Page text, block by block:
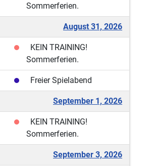
Sommerferien.
August 31, 2026
KEIN TRAINING!
Sommerferien.
Freier Spielabend
September 1, 2026
KEIN TRAINING!
Sommerferien.
September 3, 2026